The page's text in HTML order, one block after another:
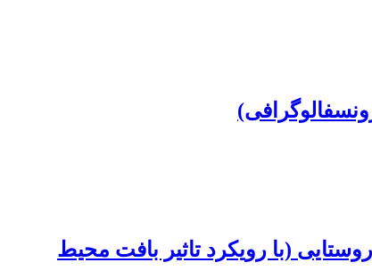
رشد حرکتی در محیط خانه و کارکردهای اجرایی کودکان 8 تا 10 ساله روستایی (با رویکرد تاثیر بافت محیط